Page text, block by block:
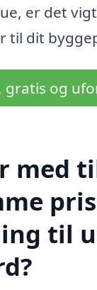
er det
til dit
gratis og
med
til